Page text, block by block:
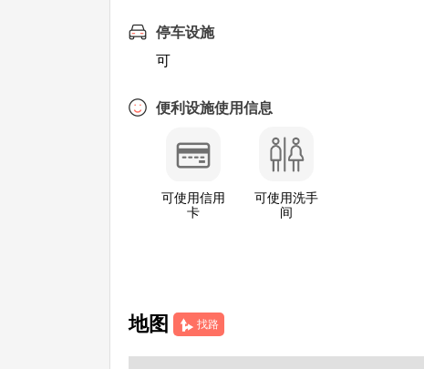
停车设施
可
便利设施使用信息
可使用信用
卡
可使用洗手
间
地图 找路